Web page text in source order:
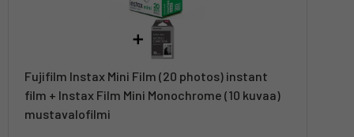
Fujifilm Instax Mini Film (20 photos) instant
film + Instax Film Mini Monochrome (10 kuvaa)
mustavalofilmi